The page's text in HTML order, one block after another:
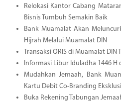
Relokasi Kantor Cabang
Bisnis Tumbuh Semakin Baik
Bank Muamalat Akan
Hijrah Melalui Muamalat DIN
Transaksi QRIS di Muamalat
Informasi Libur Iduladha 1446 H
Mudahkan Jemaah, Bank
Kartu Debit Co-Branding
Buka Rekening Tabungan